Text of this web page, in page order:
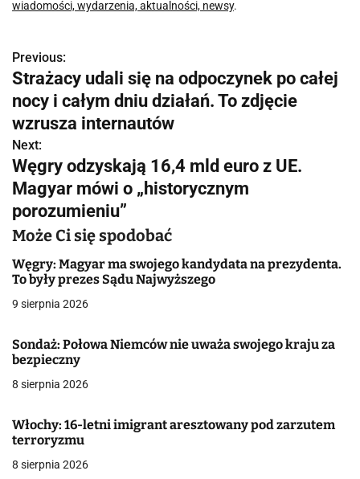
wiadomości, wydarzenia, aktualności, newsy.
N
a
w
i
g
a
c
j
a
w
p
s
u
Previous:
Strażacy udali się na odpoczynek po całej
nocy i całym dniu działań. To zdjęcie
wzrusza internautów
Next:
Węgry odzyskają 16,4 mld euro z UE.
Magyar mówi o „historycznym
porozumieniu”
Może Ci się spodobać
Węgry: Magyar ma swojego kandydata na prezydenta.
To były prezes Sądu Najwyższego
9 sierpnia 2026
Sondaż: Połowa Niemców nie uważa swojego kraju za
bezpieczny
8 sierpnia 2026
Włochy: 16-letni imigrant aresztowany pod zarzutem
terroryzmu
8 sierpnia 2026